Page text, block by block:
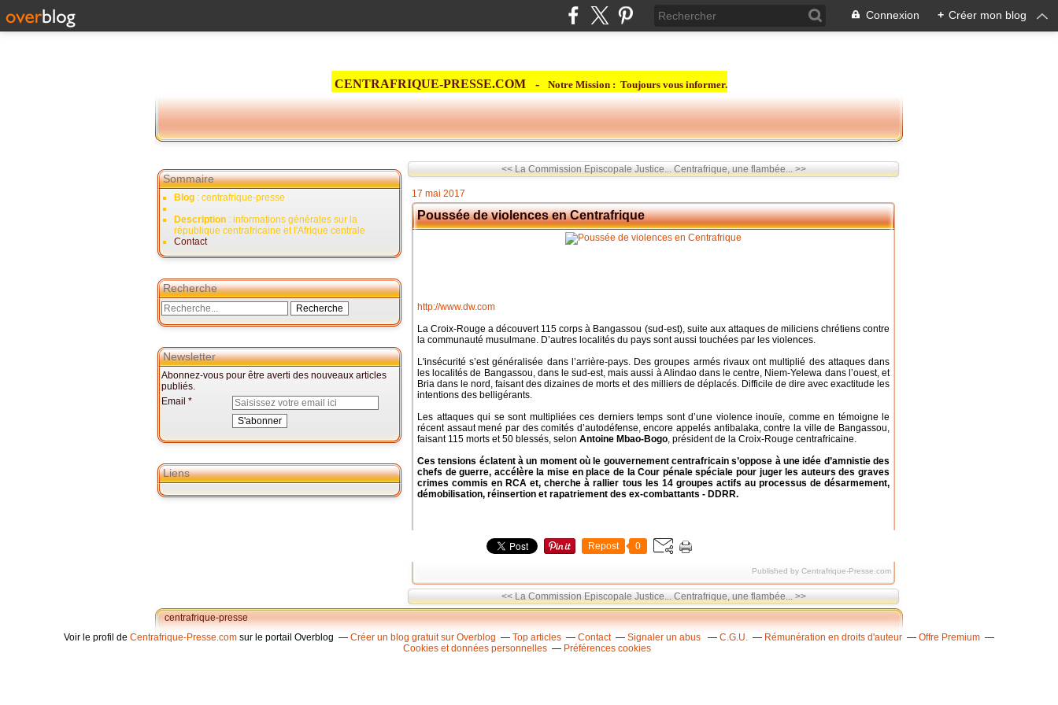
Connexion + Créer mon blog
CENTRAFRIQUE-PRESSE.COM - Notre Mission : Toujours vous informer.
Sommaire
Blog : centrafrique-presse
Description : informations générales sur la
république centrafricaine et l'Afrique centrale
Contact
Recherche
Newsletter
Abonnez-vous pour être averti des nouveaux articles
publiés.
Email
Liens
<< La Commission Episcopale Justice... Centrafrique, une flambée... >>
17 mai 2017
Poussée de violences en Centrafrique
http://www.dw.com
La Croix-Rouge a découvert 115 corps à Bangassou (sud-est), suite aux attaques de miliciens chrétiens contre
la communauté musulmane. D’autres localités du pays sont aussi touchées par les violences.
L'insécurité s’est généralisée dans l’arrière-pays. Des groupes armés rivaux ont multiplié des attaques dans
les localités de Bangassou, dans le sud-est, mais aussi à Alindao dans le centre, Niem-Yelewa dans l’ouest, et
Bria dans le nord, faisant des dizaines de morts et des milliers de déplacés. Difficile de dire avec exactitude les
intentions des belligérants.
Les attaques qui se sont multipliées ces derniers temps sont d’une violence inouïe, comme en témoigne le
récent assaut mené par des comités d’autodéfense, encore appelés antibalaka, contre la ville de Bangassou,
faisant 115 morts et 50 blessés, selon Antoine Mbao-Bogo, président de la Croix-Rouge centrafricaine.
Ces tensions éclatent à un moment où le gouvernement centrafricain s’oppose à une idée d’amnistie des
chefs de guerre, accélère la mise en place de la Cour pénale spéciale pour juger les auteurs des graves
crimes commis en RCA et, cherche à rallier tous les 14 groupes actifs au processus de désarmement,
démobilisation, réinsertion et rapatriement des ex-combattants - DDRR.
Repost 0
Published by Centrafrique-Presse.com
<< La Commission Episcopale Justice... Centrafrique, une flambée... >>
centrafrique-presse
Voir le profil de Centrafrique-Presse.com sur le portail Overblog Créer un blog gratuit sur Overblog Top articles Contact Signaler un abus C.G.U. Rémunération en droits d'auteur
Offre Premium
Cookies et données personnelles
Préférences cookies